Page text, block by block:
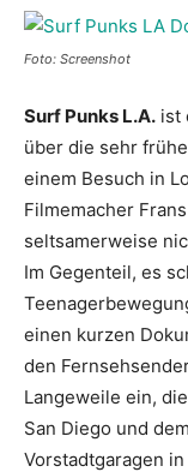
Foto: Screenshot
Surf Punks L.A. ist
über die sehr
einem Besuch in
Filmemacher
seltsamerweise
Im Gegenteil, es
einen kurzen
den
Langeweile ein,
San Diego und
Vorstadtgaragen